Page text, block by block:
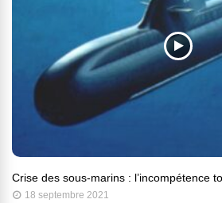
Crise des sous-marins : l’incompétence
18 septembre 2021